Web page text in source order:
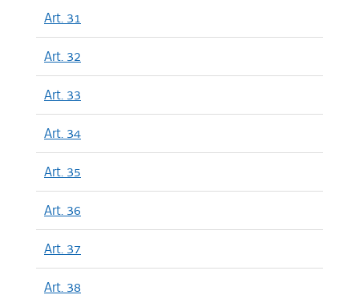
Art. 31
Art. 32
Art. 33
Art. 34
Art. 35
Art. 36
Art. 37
Art. 38